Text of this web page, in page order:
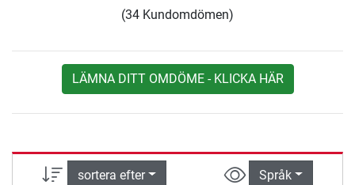
(34 Kundomdömen)
LÄMNA DITT OMDÖME - KLICKA HÄR
sortera efter Språk